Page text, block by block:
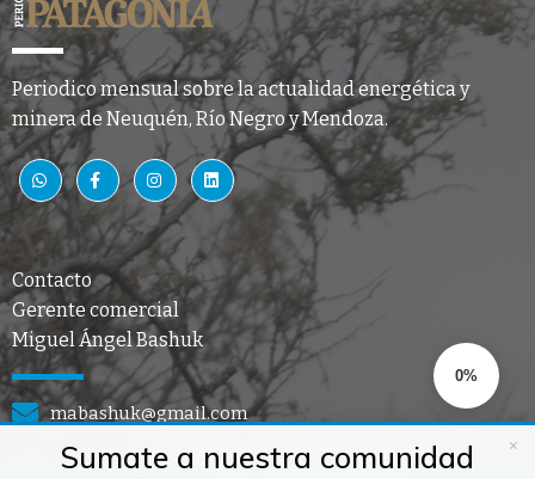
Periodico mensual sobre la actualidad energética y
minera de Neuquén, Río Negro y Mendoza.
Contacto
Gerente comercial
Miguel Ángel Bashuk
mabashuk@gmail.com
0%
×
Sumate a nuestra comunidad